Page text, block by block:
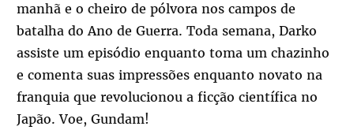
manhã e o cheiro de pólvora nos campos de
batalha do Ano de Guerra. Toda semana, Darko
assiste um episódio enquanto toma um chazinho
e comenta suas impressões enquanto novato na
franquia que revolucionou a ficção científica no
Japão. Voe, Gundam!